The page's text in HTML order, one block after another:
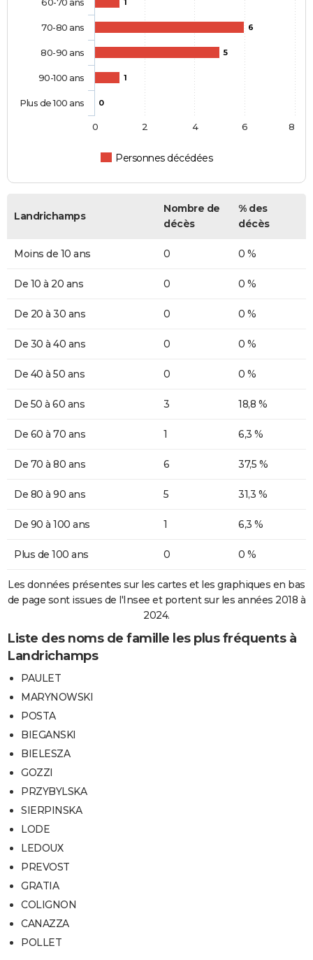
6
5
1
0
Personnes décédées
70-80 ans
80-90 ans
90-100 ans
Plus de 100 ans
0 2 4 6 8
Landrichamps
Nombre de
décès
% des
décès
Moins de 10 ans 0 0 %
De 10 à 20 ans 0 0 %
De 20 à 30 ans 0 0 %
De 30 à 40 ans 0 0 %
De 40 à 50 ans 0 0 %
De 50 à 60 ans 3 18,8 %
De 60 à 70 ans 1 6,3 %
De 70 à 80 ans 6 37,5 %
De 80 à 90 ans 5 31,3 %
De 90 à 100 ans 1 6,3 %
Plus de 100 ans 0 0 %
Les données présentes sur les cartes et les graphiques en bas
de page sont issues de l'Insee et portent sur les années 2018 à
2024.
Liste des noms de famille les plus fréquents à
Landrichamps
PAULET
MARYNOWSKI
POSTA
BIEGANSKI
BIELESZA
GOZZI
PRZYBYLSKA
SIERPINSKA
LODE
LEDOUX
PREVOST
GRATIA
COLIGNON
CANAZZA
POLLET